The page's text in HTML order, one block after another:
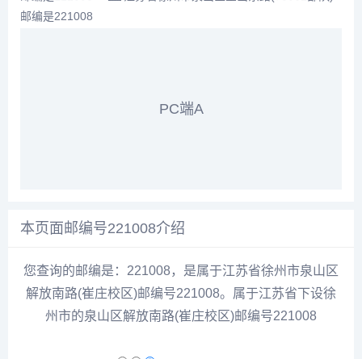
邮编是221008
PC端A
本页面邮编号221008介绍
您查询的邮编是：221008，是属于江苏省徐州市泉山区
解放南路(崔庄校区)邮编号221008。属于江苏省下设徐
州市的泉山区解放南路(崔庄校区)邮编号221008